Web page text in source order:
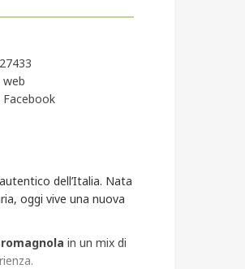
web
Facebook
dell’Italia. Nata
oggi vive una nuova
in un mix di